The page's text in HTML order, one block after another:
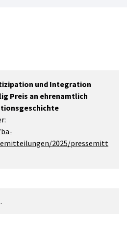
und Integration
Preis an ehrenamtlich
2025/pressemitt